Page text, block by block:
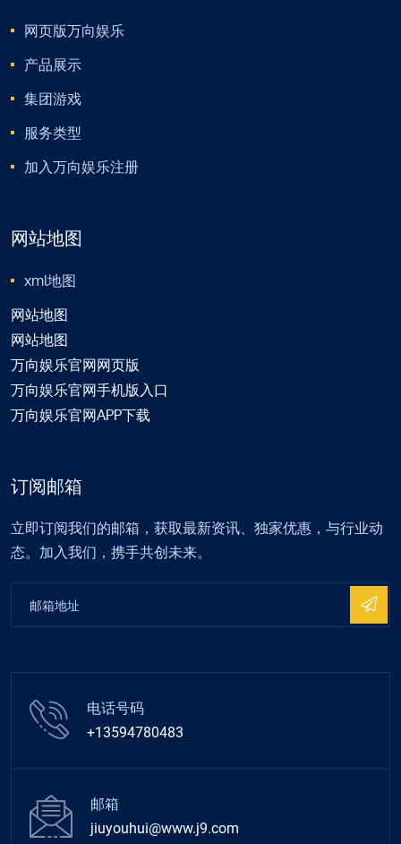
网页版万向娱乐
产品展示
集团游戏
服务类型
加入万向娱乐注册
网站地图
xml地图
网站地图
网站地图
万向娱乐官网网页版
万向娱乐官网手机版入口
万向娱乐官网APP下载
订阅邮箱
立即订阅我们的邮箱，获取最新资讯、独家优惠，与行业动
态。加入我们，携手共创未来。
电话号码
+13594780483
邮箱
jiuyouhui@www.j9.com